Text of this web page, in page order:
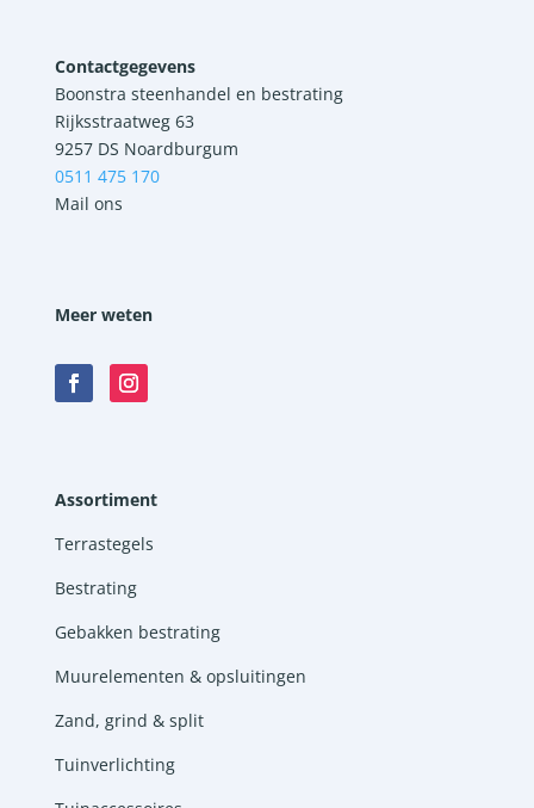
Contactgegevens
Boonstra steenhandel en bestrating
Rijksstraatweg 63
9257 DS Noardburgum
0511 475 170
Mail ons
Meer weten
Assortiment
Terrastegels
Bestrating
Gebakken bestrating
Muurelementen & opsluitingen
Zand, grind & split
Tuinverlichting